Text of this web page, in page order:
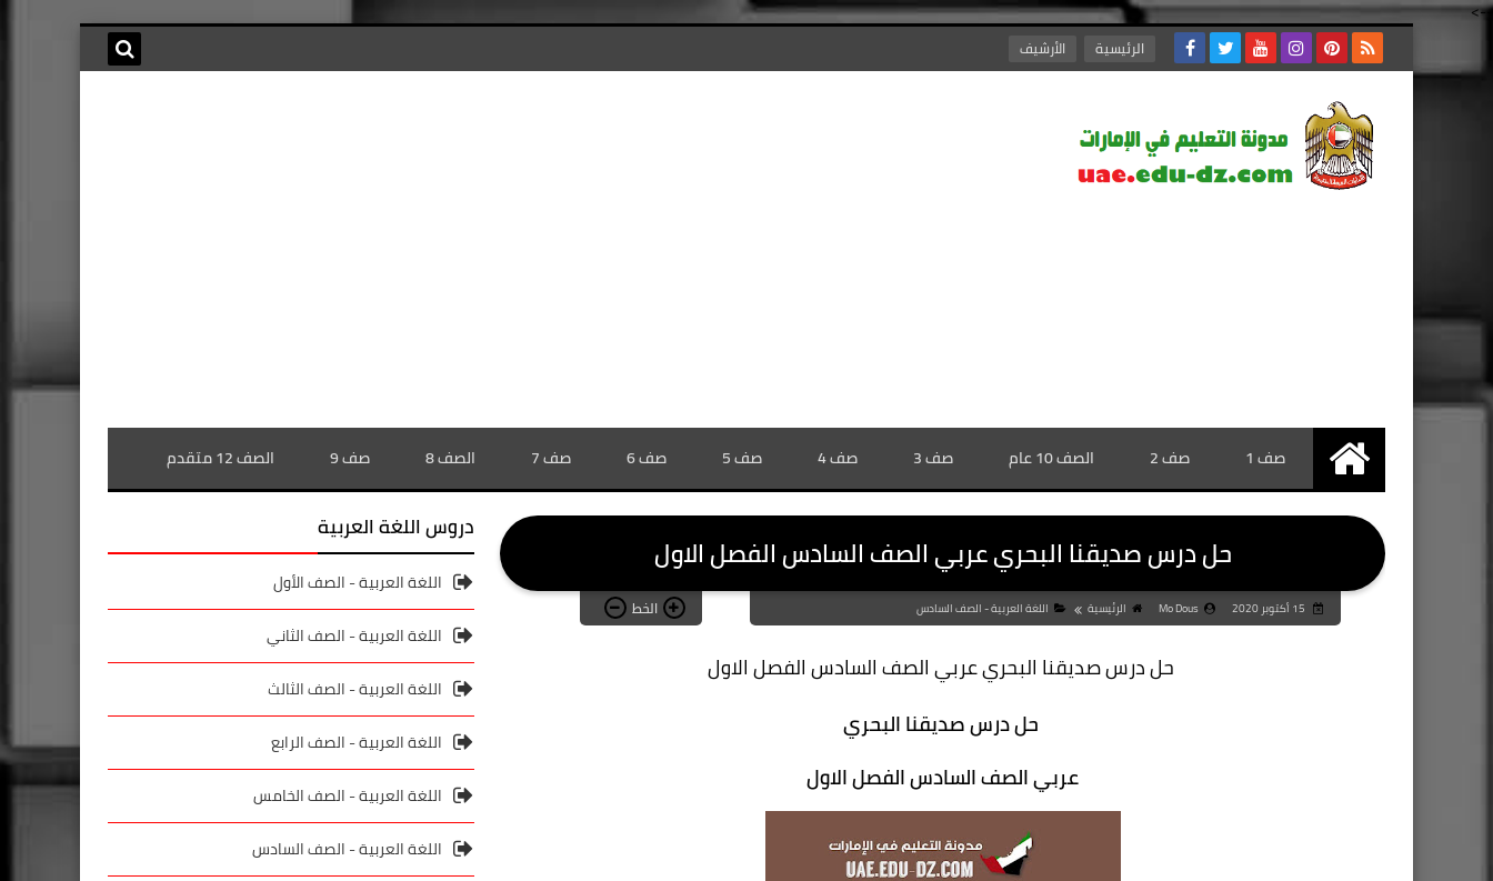
-->
الرئيسية الأرشيف
الرئيسية صف 1 صف 2 الصف 10 عام صف 3 صف 4 صف 5 صف 6 صف 7 الصف 8 صف 9 الصف 12 متقدم
حل درس صديقنا البحري عربي الصف السادس الفصل الاول
Mo Dous الرئيسية اللغة العربية - الصف السادس الخط
حل درس صديقنا البحري عربي الصف السادس الفصل الاول
حل درس صديقنا البحري
عربي الصف السادس الفصل الاول
دروس اللغة العربية
اللغة العربية - الصف الأول
اللغة العربية - الصف الثاني
اللغة العربية - الصف الثالث
اللغة العربية - الصف الرابع
اللغة العربية - الصف الخامس
اللغة العربية - الصف السادس